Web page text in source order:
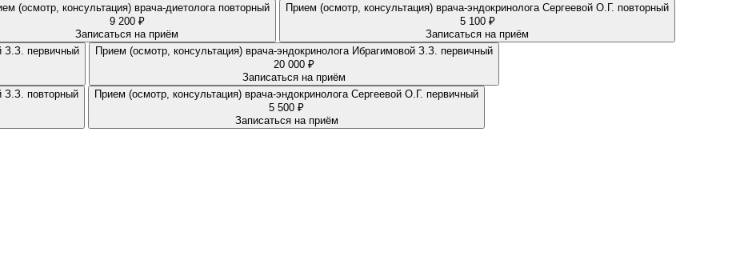
(осмотр, консультация) врача-диетолога повторный
9 200 ₽
Записаться на приём
Прием (осмотр, консультация) врача-эндокринолога Сергеевой О.Г. повторный
5 100 ₽
Записаться на приём
З.З. первичный
Прием (осмотр, консультация) врача-эндокринолога Ибрагимовой З.З. первичный
20 000 ₽
Записаться на приём
З.З. повторный
Прием (осмотр, консультация) врача-эндокринолога Сергеевой О.Г. первичный
5 500 ₽
Записаться на приём